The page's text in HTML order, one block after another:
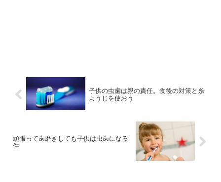
子供の虫歯は親の責任。食後の対策と糸
ようじを使おう
頑張って歯磨きしても子供は虫歯になる
件